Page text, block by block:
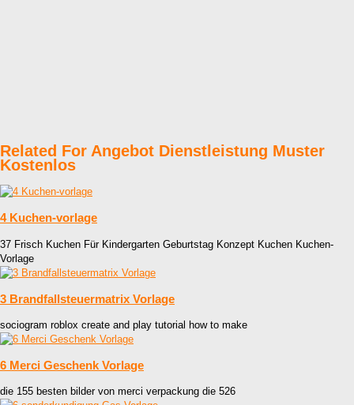
Related For Angebot Dienstleistung Muster
Kostenlos
4 Kuchen-vorlage
37 Frisch Kuchen Für Kindergarten Geburtstag Konzept Kuchen Kuchen-
Vorlage
3 Brandfallsteuermatrix Vorlage
sociogram roblox create and play tutorial how to make
6 Merci Geschenk Vorlage
die 155 besten bilder von merci verpackung die 526